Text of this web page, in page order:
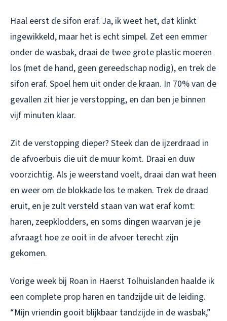
Haal eerst de sifon eraf. Ja, ik weet het, dat klinkt
ingewikkeld, maar het is echt simpel. Zet een emmer
onder de wasbak, draai de twee grote plastic moeren
los (met de hand, geen gereedschap nodig), en trek de
sifon eraf. Spoel hem uit onder de kraan. In 70% van de
gevallen zit hier je verstopping, en dan ben je binnen
vijf minuten klaar.
Zit de verstopping dieper? Steek dan de ijzerdraad in
de afvoerbuis die uit de muur komt. Draai en duw
voorzichtig. Als je weerstand voelt, draai dan wat heen
en weer om de blokkade los te maken. Trek de draad
eruit, en je zult versteld staan van wat eraf komt:
haren, zeepklodders, en soms dingen waarvan je je
afvraagt hoe ze ooit in de afvoer terecht zijn
gekomen.
Vorige week bij Roan in Haerst Tolhuislanden haalde ik
een complete prop haren en tandzijde uit de leiding.
“Mijn vriendin gooit blijkbaar tandzijde in de wasbak,”